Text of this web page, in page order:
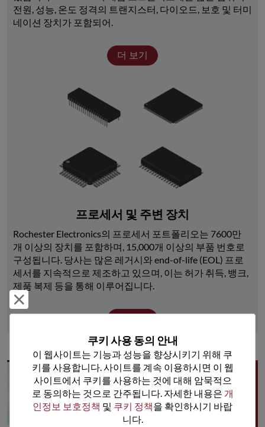
전원, 성능, 온도 정격의 트랜지스터, 다이오드, 보호 및 터미
네이션 장치가 포함되어.
더 보기
프로세서 및 주변 장치
Rochester Electronics의 프로세서 포트폴리오는 7600만
개 이상의 장치를 포함하며, 15,000개 이상의 부품 번호로
구성됩니다. 당사는 많은 레거시와 end-of-life (EOL) 프로
세서를 지속적으로 제조하고 있으며, 이는 허가 취득, 뱅크,
제품 복제 등을 통해 이루어집니다.
더 보기
왜
Rochester
쿠키 사용 동의 안내
이 웹사이트는 기능과 성능을 향상시키기 위해 쿠
키를 사용합니다. 사이트를 계속 이용하시면 이 웹
사이트에서 쿠키를 사용하는 것에 대해 암묵적으
로 동의하는 것으로 간주됩니다. 자세한 내용은 개
인정보 보호정책 및 쿠키 정책을 확인하시기 바랍
니다.